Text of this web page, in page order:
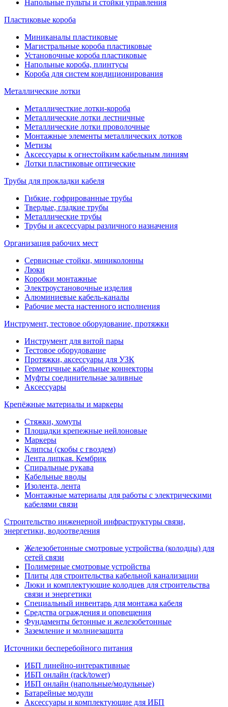
Напольные пульты и стойки управления
Пластиковые короба
Миниканалы пластиковые
Магистральные короба пластиковые
Установочные короба пластиковые
Напольные короба, плинтусы
Короба для систем кондиционирования
Металлические лотки
Металличесткие лотки-короба
Металлические лотки лестничные
Металлические лотки проволочные
Монтажные элементы металлических лотков
Метизы
Аксессуары к огнестойким кабельным линиям
Лотки пластиковые оптические
Трубы для прокладки кабеля
Гибкие, гофрированные трубы
Твердые, гладкие трубы
Металлические трубы
Трубы и аксессуары различного назначения
Организация рабочих мест
Сервисные стойки, миниколонны
Люки
Коробки монтажные
Электроустановочные изделия
Алюминиевые кабель-каналы
Рабочие места настенного исполнения
Инструмент, тестовое оборудование, протяжки
Инструмент для витой пары
Тестовое оборудование
Протяжки, аксессуары для УЗК
Герметичные кабельные коннекторы
Муфты соединительнае заливные
Аксессуары
Крепёжные материалы и маркеры
Стяжки, хомуты
Площадки крепежные нейлоновые
Маркеры
Клипсы (скобы с гвоздем)
Лента липкая. Кембрик
Спиральные рукава
Кабельные вводы
Изолента, лента
Монтажные материалы для работы с электрическими
кабелями связи
Строительство инженерной инфраструктуры связи,
энергетики, водоотведения
Железобетонные смотровые устройства (колодцы) для
сетей связи
Полимерные смотровые устройства
Плиты для строительства кабельной канализации
Люки и комплектующие колодцев для строительства
связи и энергетики
Специальный инвентарь для монтажа кабеля
Средства ограждения и оповещения
Фундаменты бетонные и железобетонные
Заземление и молниезащита
Источники бесперебойного питания
ИБП линейно-интерактивные
ИБП онлайн (rack/tower)
ИБП онлайн (напольные/модульные)
Батарейные модули
Аксессуары и комплектующие для ИБП